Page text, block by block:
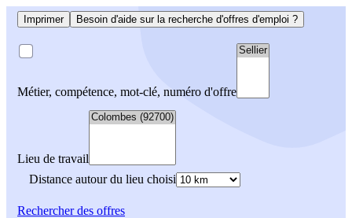
Imprimer Besoin d'aide sur la recherche d'offres d'emploi ?
Métier, compétence, mot-clé, numéro d'offre
Lieu de travail
Distance autour du lieu choisi
Rechercherdes offres